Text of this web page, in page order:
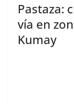
Pastaza:
vía en
Kumay